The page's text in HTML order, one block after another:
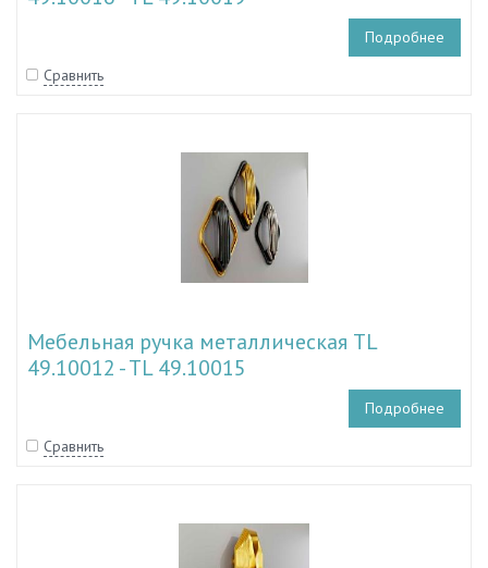
Подробнее
Сравнить
Мебельная ручка металлическая TL
49.10012 - TL 49.10015
Подробнее
Сравнить